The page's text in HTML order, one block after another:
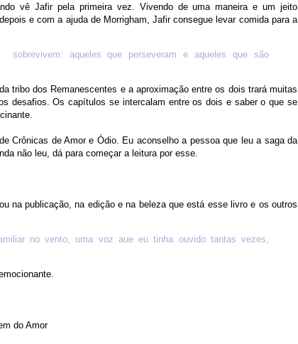
vê Jafir pela primeira vez. Vivendo de uma maneira e um jeito
e com a ajuda de Morrigham, Jafir consegue levar comida para a
sobrevivem: aqueles que perseveram e aqueles que são
tribo dos Remanescentes e a aproximação entre os dois trará muitas
desafios. Os capítulos se intercalam entre os dois e saber o que se
Crônicas de Amor e Ódio. Eu aconselho a pessoa que leu a saga da
não leu, dá para começar a leitura por esse.
na publicação, na edição e na beleza que está esse livro e os outros
no vento, uma voz aue eu tinha ouvido tantas vezes,
do Amor